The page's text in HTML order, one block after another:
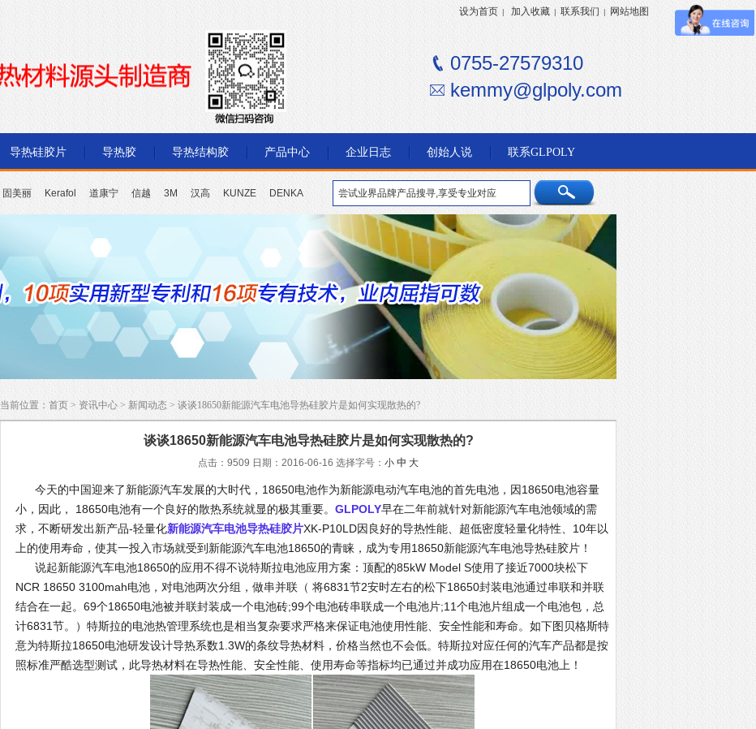
设为首页 | 加入收藏 | 联系我们 | 网站地图
0755-27579310
kemmy@glpoly.com
导热硅胶片 导热胶 导热结构胶 产品中心 企业日志 创始人说 联系GLPOLY
固美丽 Kerafol 道康宁 信越 3M 汉高 KUNZE DENKA
当前位置： 首页 > 资讯中心 > 新闻动态 > 谈谈18650新能源汽车电池导热硅胶片是如何实现散热的?
谈谈18650新能源汽车电池导热硅胶片是如何实现散热的?
点击：9509 日期：2016-06-16 选择字号： 小 中 大
今天的中国迎来了新能源汽车发展的大时代，18650电池作为新能源电动汽车电池的首先电池，因18650电池容量
小，因此， 18650电池有一个良好的散热系统就显的极其重要。 GLPOLY早在二年前就针对新能源汽车电池领域的需
求，不断研发出新产品-轻量化新能源汽车电池导热硅胶片XK-P10LD因良好的导热性能、超低密度轻量化特性、10年以
上的使用寿命，使其一投入市场就受到新能源汽车电池18650的青睐，成为专用18650新能源汽车电池导热硅胶片！
说起新能源汽车电池18650的应用不得不说特斯拉电池应用方案：顶配的85kW Model S使用了接近7000块松下
NCR 18650 3100mah电池，对电池两次分组，做串并联（ 将6831节2安时左右的松下18650封装电池通过串联和并联
结合在一起。69个18650电池被并联封装成一个电池砖;99个电池砖串联成一个电池片;11个电池片组成一个电池包，总
计6831节。）特斯拉的电池热管理系统也是相当复杂要求严格来保证电池使用性能、安全性能和寿命。如下图贝格斯特
意为特斯拉18650电池研发设计导热系数1.3W的条纹导热材料，价格当然也不会低。特斯拉对应任何的汽车产品都是按
照标准严酷选型测试，此导热材料在导热性能、安全性能、使用寿命等指标均已通过并成功应用在18650电池上！